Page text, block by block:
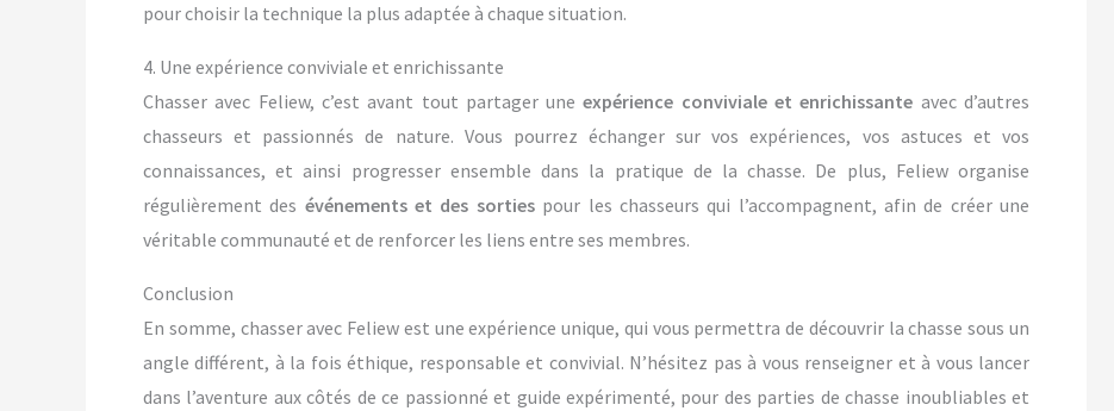
pour choisir la technique la plus adaptée à chaque situation.
4. Une expérience conviviale et enrichissante
Chasser avec Feliew, c’est avant tout partager uneexpérience conviviale et enrichissante avec d’autres
chasseurs et passionnés de nature. Vous pourrez échanger sur vos expériences, vos astuces et vos
connaissances, et ainsi progresser ensemble dans la pratique de la chasse. De plus, Feliew organise
régulièrement des événements et des sortiespour les chasseurs qui l’accompagnent, afin de créer une
véritable communauté et de renforcer les liens entre ses membres.
Conclusion
En somme, chasser avec Feliew est une expérience unique, qui vous permettra de découvrir la chasse sous un
angle différent, à la fois éthique, responsable et convivial. N’hésitez pas à vous renseigner et à vous lancer
dans l’aventure aux côtés de ce passionné et guide expérimenté, pour des parties de chasse inoubliables et